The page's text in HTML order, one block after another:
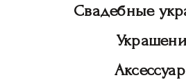
Свадебные